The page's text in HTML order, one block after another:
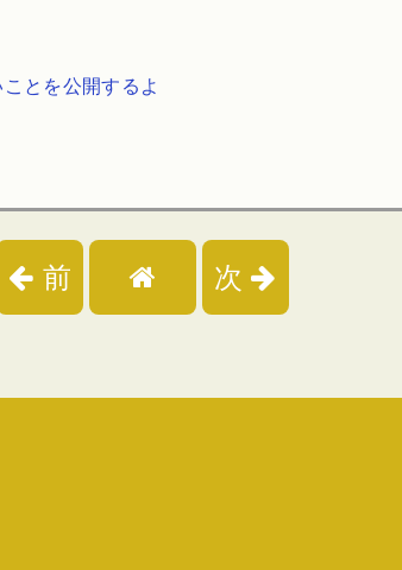
とを公開するよ
前 次